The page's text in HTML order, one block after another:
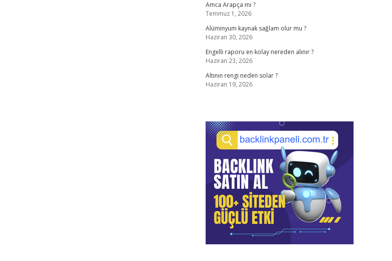
Amca Arapça mı ?
Temmuz 1, 2026
Alüminyum kaynak sağlam olur mu ?
Haziran 30, 2026
Engelli raporu en kolay nereden alınır ?
Haziran 23, 2026
Altının rengi neden solar ?
Haziran 19, 2026